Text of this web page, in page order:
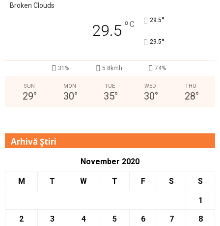
Broken Clouds
29.5 °C 29.5°
29.5°
31% 5.8kmh 74%
SUN
29°
MON
30°
TUE
35°
WED
30°
THU
28°
Arhivă Ştiri
November 2020
M T W T F S S
1
2
3 4 5 6 7
8